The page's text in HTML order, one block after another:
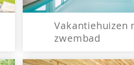
Vakantiehuizen
zwembad